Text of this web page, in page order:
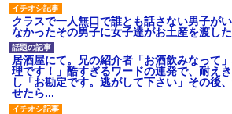
クラスで一人無口で誰とも話さない男子が
なかったその男子に女子達がお土産を渡し
居酒屋にて。兄の紹介者「お酒飲みなって
理です！」酷すぎるワードの連発で、耐え
し「お勘定です。逃がして下さい」その後
せたら...